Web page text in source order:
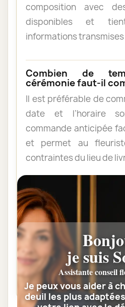
composition avec
disponibles et
informations
Combien de
cérémonie faut-il
Il est préférable de
date et l’horaire
commande anticipée
et permet au
contraintes du lieu de
Les fleurs peuvent-
au domicile de la
Oui. Une
peut être livrée au
la cérémonie.
quelqu’un pourra
je suis
Assistante conseil
Je peux vous aider à
deuil les plus